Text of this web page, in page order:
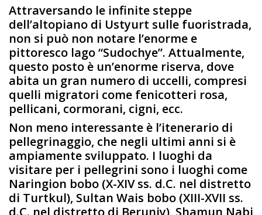
Attraversando le infinite steppe
dell’altopiano di Ustyurt sulle fuoristrada,
non si può non notare l’enorme e
pittoresco lago “Sudochye”. Attualmente,
questo posto è un’enorme riserva, dove
abita un gran numero di uccelli, compresi
quelli migratori come fenicotteri rosa,
pellicani, cormorani, cigni, ecc.
Non meno interessante è l’itenerario di
pellegrinaggio, che negli ultimi anni si è
ampiamente sviluppato. I luoghi da
visitare per i pellegrini sono i luoghi come
Naringion bobo (X-XIV ss. d.C. nel distretto
di Turtkul), Sultan Wais bobo (XIII-XVII ss.
d.C. nel distretto di Beruniy), Shamun Nabi